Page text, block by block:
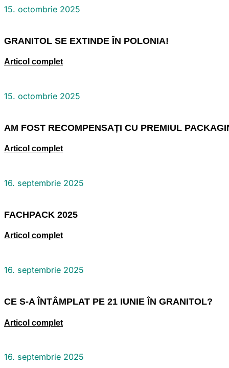
15. octombrie 2025
GRANITOL SE EXTINDE ÎN POLONIA!
Articol complet
15. octombrie 2025
AM FOST RECOMPENSAȚI CU PREMIUL
Articol complet
16. septembrie 2025
FACHPACK 2025
Articol complet
16. septembrie 2025
CE S-A ÎNTÂMPLAT PE 21 IUNIE ÎN GRANITOL?
Articol complet
16. septembrie 2025